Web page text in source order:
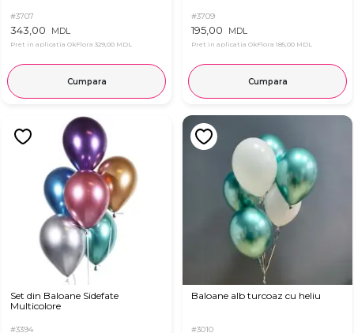
#3707
343,00 MDL
Pret in aplicatia OkFlora 329,00 MDL
Cumpara
#3709
195,00 MDL
Pret in aplicatia OkFlora 185,00 MDL
Cumpara
Set din Baloane Sidefate
Multicolore
#3394
Baloane alb turcoaz cu heliu
#3010